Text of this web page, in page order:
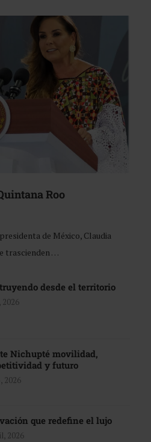
Roo
de México, Claudia
trascienden …
desde el territorio
2026
Nichupté movilidad,
y futuro
2026
que redefine el lujo
2026